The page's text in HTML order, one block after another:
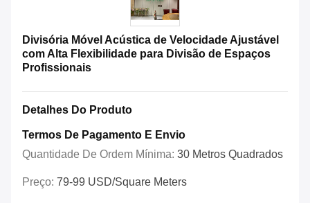
Divisória Móvel Acústica de Velocidade Ajustável
com Alta Flexibilidade para Divisão de Espaços
Profissionais
Detalhes Do Produto
Termos De Pagamento E Envio
Quantidade De Ordem Mínima: 30 Metros Quadrados
Preço: 79-99 USD/Square Meters